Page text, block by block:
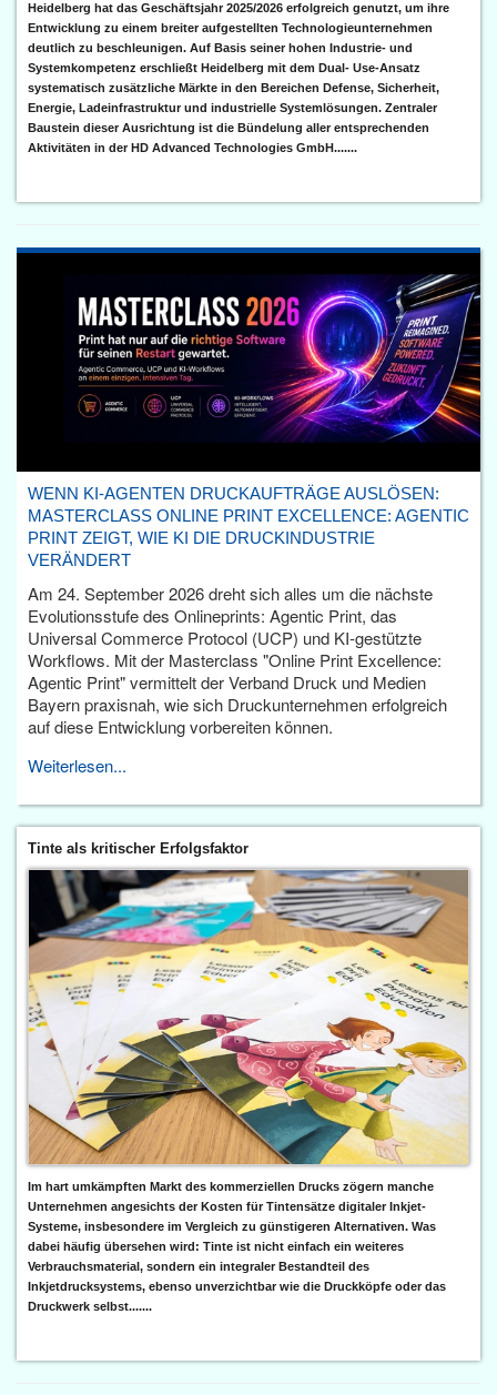
Heidelberg hat das Geschäftsjahr 2025/2026 erfolgreich genutzt, um ihre
Entwicklung zu einem breiter aufgestellten Technologieunternehmen
deutlich zu beschleunigen. Auf Basis seiner hohen Industrie- und
Systemkompetenz erschließt Heidelberg mit dem Dual- Use-Ansatz
systematisch zusätzliche Märkte in den Bereichen Defense, Sicherheit,
Energie, Ladeinfrastruktur und industrielle Systemlösungen. Zentraler
Baustein dieser Ausrichtung ist die Bündelung aller entsprechenden
Aktivitäten in der HD Advanced Technologies GmbH.......
WENN KI-AGENTEN DRUCKAUFTRÄGE AUSLÖSEN:
MASTERCLASS ONLINE PRINT EXCELLENCE: AGENTIC
PRINT ZEIGT, WIE KI DIE DRUCKINDUSTRIE
VERÄNDERT
Am 24. September 2026 dreht sich alles um die nächste
Evolutionsstufe des Onlineprints: Agentic Print, das
Universal Commerce Protocol (UCP) und KI-gestützte
Workflows. Mit der Masterclass "Online Print Excellence:
Agentic Print" vermittelt der Verband Druck und Medien
Bayern praxisnah, wie sich Druckunternehmen erfolgreich
auf diese Entwicklung vorbereiten können.
Weiterlesen...
Tinte als kritischer Erfolgsfaktor
Im hart umkämpften Markt des kommerziellen Drucks zögern manche
Unternehmen angesichts der Kosten für Tintensätze digitaler Inkjet-
Systeme, insbesondere im Vergleich zu günstigeren Alternativen. Was
dabei häufig übersehen wird: Tinte ist nicht einfach ein weiteres
Verbrauchsmaterial, sondern ein integraler Bestandteil des
Inkjetdrucksystems, ebenso unverzichtbar wie die Druckköpfe oder das
Druckwerk selbst.......